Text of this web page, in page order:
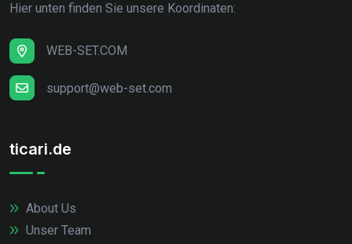
Hier unten finden Sie unsere Koordinaten:
WEB-SET.COM
support@web-set.com
ticari.de
About Us
Unser Team